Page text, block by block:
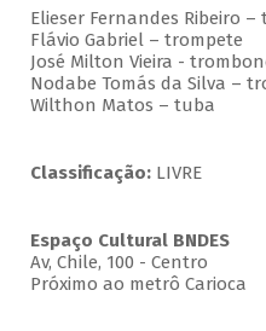
Elieser Fernandes Ribeiro –
Flávio Gabriel – trompete
José Milton Vieira -
Nodabe Tomás da Silva –
Wilthon Matos – tuba
Classificação:LIVRE
Espaço Cultural BNDES
Av, Chile, 100 - Centro
Próximo ao metrô Carioca